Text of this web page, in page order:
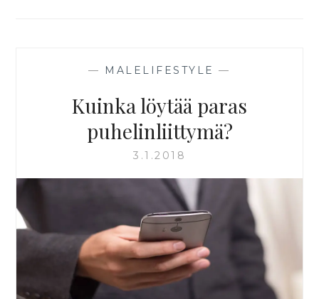
— MALELIFESTYLE —
Kuinka löytää paras
puhelinliittymä?
3.1.2018